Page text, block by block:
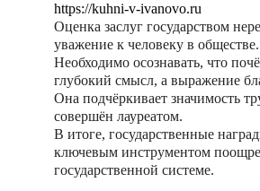
https://kuhni-v-ivanovo.ru
Оценка заслуг государством
уважение к человеку в обществе.
Необходимо осознавать, что
глубокий смысл, а выражение
Она подчёркивает значимость
совершён лауреатом.
В итоге, государственные
ключевым инструментом
государственной системе.